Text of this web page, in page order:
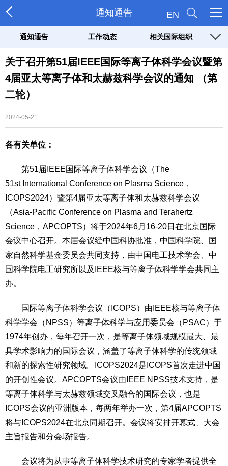
通知通告 EN
通知通告 工作动态 相关国际组织
关于召开第51届IEEE国际等离子体科学会议暨第
4届亚太等离子体和太赫兹科学会议的通知 （第
二轮）
2024-05-21
各有关单位：
第51届IEEE国际等离子体科学会议（The
51st International Conference on Plasma Science，
ICOPS2024）暨第4届亚太等离子体和太赫兹科学会议
（Asia-Pacific Conference on Plasma and Terahertz
Science，APCOPTS）将于2024年6月16-20日在北京国际
会议中心召开。本届会议经中国科协批准，中国科学院、国
家自然科学基金委员会共同支持，由中国电工技术学会、中
国科学院电工研究所以及IEEE核与等离子体科学学会共同主
办。
国际等离子体科学会议（ICOPS）由IEEE核与等离子体
科学学会（NPSS）等离子体科学与应用委员会（PSAC）于
1974年创办，每年召开一次，是等离子体领域规模最大、最
具学术影响力的国际会议，涵盖了等离子体科学的传统领域
和新的探索性研究领域。ICOPS2024是ICOPS首次走进中国
的开创性会议。APCOPTS会议由IEEE NPSS技术支持，是
等离子体科学与太赫兹领域交叉融合的国际会议，也是
ICOPS会议的亚洲版本，每两年举办一次，第4届APCOPTS
将与ICOPS2024在北京同期召开。会议将安排开幕式、大会
主旨报告和分会场报告。
会议将为从事等离子体科学技术研究的专家学者提供全